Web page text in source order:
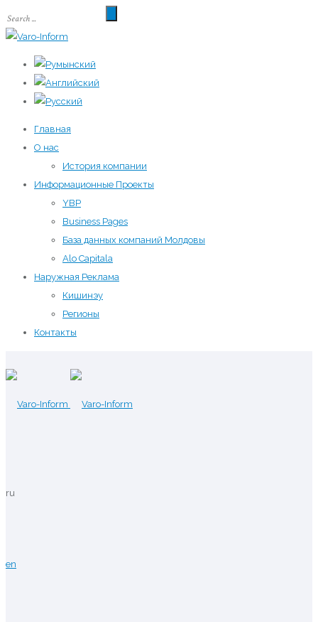
Главная
О нас
История компании
Информационные Проекты
YBP
Business Pages
База данных компаний Молдовы
Alo Capitala
Наружная Реклама
Кишинэу
Регионы
Контакты
ru
en